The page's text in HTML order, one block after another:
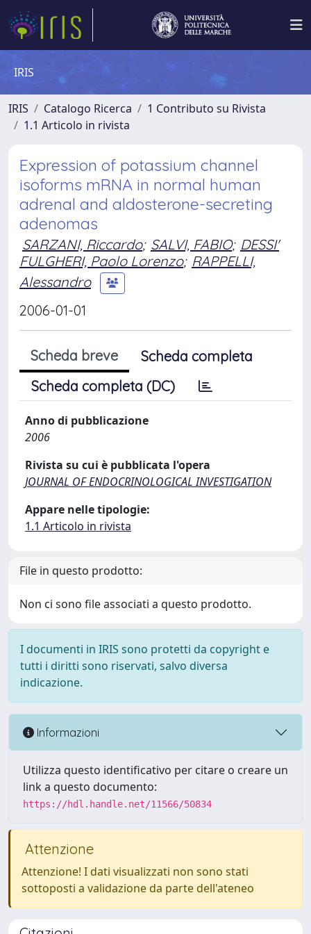
IRIS
IRIS Catalogo Ricerca
1 Contributo su Rivista
1.1 Articolo in rivista
Expression of potassium channel
isoforms mRNA in normal human
adrenal and aldosterone-secreting
adenomas
SARZANI, Riccardo; SALVI, FABIO; DESSI'
FULGHERI, Paolo Lorenzo; RAPPELLI,
Alessandro
2006-01-01
Scheda breve
Scheda completa
Scheda completa (DC)
Anno di pubblicazione
2006
Rivista su cui è pubblicata l'opera
JOURNAL OF ENDOCRINOLOGICAL INVESTIGATION
Appare nelle tipologie:
1.1 Articolo in rivista
File in questo prodotto:
Non ci sono file associati a questo prodotto.
I documenti in IRIS sono protetti da copyright e
tutti i diritti sono riservati, salvo diversa
indicazione.
Informazioni
Utilizza questo identificativo per citare o creare un
link a questo documento:
https://hdl.handle.net/11566/50834
Attenzione
Attenzione! I dati visualizzati non sono stati
sottoposti a validazione da parte dell'ateneo